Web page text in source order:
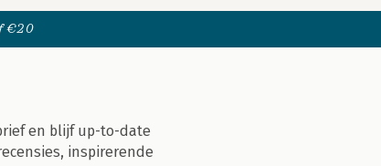
€20
en blijf up-to-date
inspirerende